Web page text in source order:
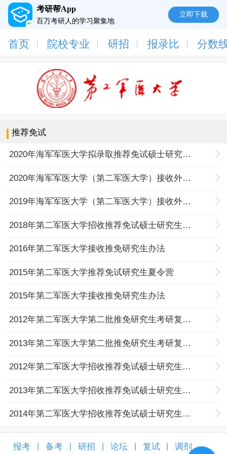
考研帮App
百万考研人的学习聚集地
立即下载
首页 院校专业 研招 报录比 分数
推荐免试
2020年海军军医大学拟录取推荐免试硕士研究生名单公示
2020年海军军医大学（第二军医大学）接收外校推荐免试硕士研究生简章
2019年海军军医大学（第二军医大学）接收外校推荐免试硕士研究生简章
2018年第二军医大学招收推荐免试硕士研究生简章
2016年第二军医大学接收推免研究生办法
2015年第二军医大学推荐免试研究生夏令营
2015年第二军医大学接收推免研究生办法
2012年第二军医大学第二批推免研究生考研复试安排
2013年第二军医大学第二批推免研究生考研复试安排
2012年第二军医大学招收推荐免试硕士研究生招生简章
2013年第二军医大学招收推荐免试硕士研究生招生简章
2014年第二军医大学招收推荐免试硕士研究生招生简章
报考 备考 研招 论坛 复试 调剂